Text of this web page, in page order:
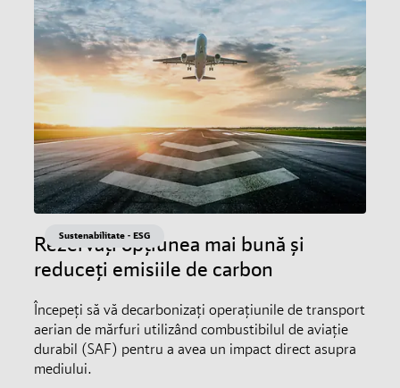
Rezervați opțiunea mai bună și
reduceți emisiile de carbon
Începeți să vă decarbonizați operațiunile de transport
aerian de mărfuri utilizând combustibilul de aviație
durabil (SAF) pentru a avea un impact direct asupra
mediului.
Sustenabilitate - ESG